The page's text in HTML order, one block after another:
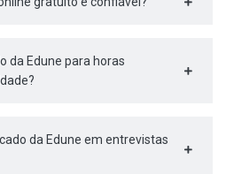
da Edune para horas
da Edune em entrevistas